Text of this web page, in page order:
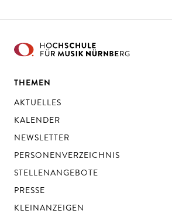
THEMEN
AKTUELLES
KALENDER
NEWSLETTER
PERSONENVERZEICHNIS
STELLENANGEBOTE
PRESSE
KLEINANZEIGEN